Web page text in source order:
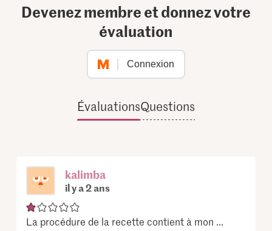
Devenez membre et donnez votre
évaluation
Connexion
ÉvaluationsQuestions
kalimba
il y a 2 ans
La procédure de la recette contient à mon ...